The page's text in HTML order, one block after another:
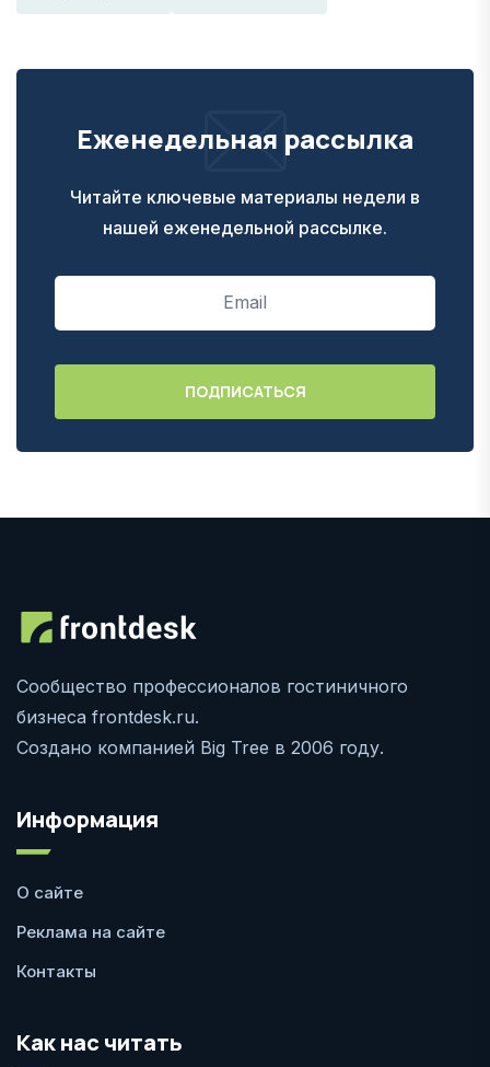
Еженедельная рассылка
Читайте ключевые материалы недели в
нашей еженедельной рассылке.
Сообщество профессионалов гостиничного
бизнеса frontdesk.ru.
Создано компанией Big Tree в 2006 году.
Информация
О сайте
Реклама на сайте
Контакты
Как нас читать